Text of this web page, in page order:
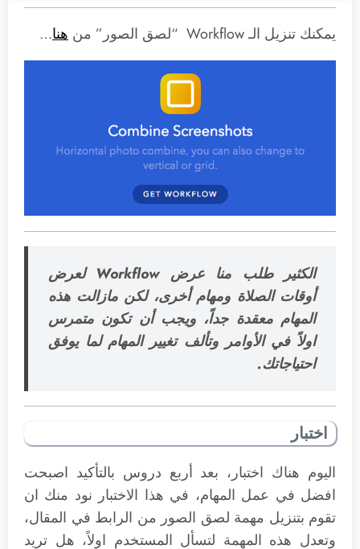
يمكنك تنزيل الـ Workflow “لصق الصور” من هنا…
الكثير طلب منا عرض Workflow لعرض
أوقات الصلاة ومهام أخرى، لكن مازالت هذه
المهام معقدة جداً، ويجب أن تكون متمرس
اولاً في الأوامر وتألف تغيير المهام لما يوفق
احتياجاتك.
اختبار
اليوم هناك اختبار، بعد أربع دروس بالتأكيد اصبحت
افضل في عمل المهام، في هذا الاختبار نود منك ان
تقوم بتنزيل مهمة لصق الصور من الرابط في المقال،
وتعدل هذه المهمة لتسأل المستخدم اولاً، هل تريد